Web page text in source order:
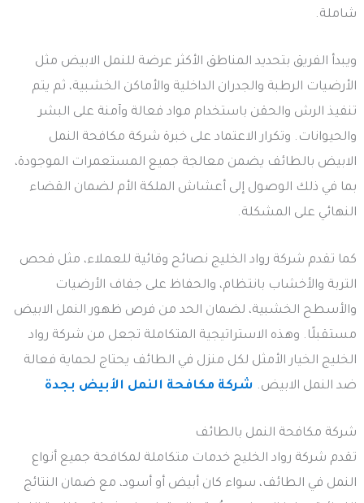
شاملة.
ويبدأ الفريق بتحديد المناطق الأكثر عرضة للنمل الابيض مثل
الأرضيات الرطبة والجدران الداخلية والأماكن الخشبية، ثم يتم
تنفيذ الرش والحقن باستخدام مواد فعالة وآمنة على البشر
والحيوانات. وتكرار الاعتماد على خبرة شركة مكافحة النمل
الابيض بالطائف يضمن معالجة جميع المستعمرات الموجودة،
بما في ذلك الوصول إلى أعشاش الملكة الأم لضمان القضاء
النهائي على المشكلة.
كما تقدم شركة رواد الخليج نصائح وقائية للعملاء، مثل فحص
التربة والأخشاب بانتظام، والحفاظ على جفاف الأرضيات
والأسطح الخشبية، لضمان الحد من فرص ظهور النمل الابيض
مستقبلًا. وهذه الاستراتيجية المتكاملة تجعل من شركة رواد
الخليج الخيار الأمثل لكل منزل في الطائف يحتاج لحماية فعالة
ضد النمل الابيض. شركة مكافحة النمل الأبيض بجدة
شركة مكافحة النمل بالطائف
تقدم شركة رواد الخليج خدمات متكاملة لمكافحة جميع أنواع
النمل في الطائف، سواء كان أبيض أو أسود، مع ضمان النتائج